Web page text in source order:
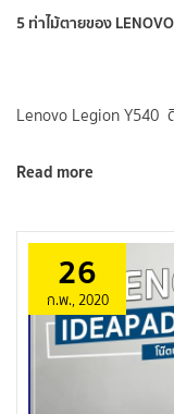
5 ท่าไม้ตายของ
Lenovo Legion Y540
Read more
26
ก.พ., 2020